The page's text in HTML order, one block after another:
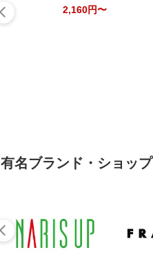
2,160円〜
有名ブランド・ショップ